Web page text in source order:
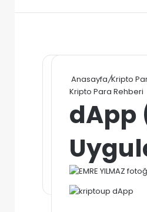
Anasayfa/Kripto
Kripto Para Rehberi
dApp